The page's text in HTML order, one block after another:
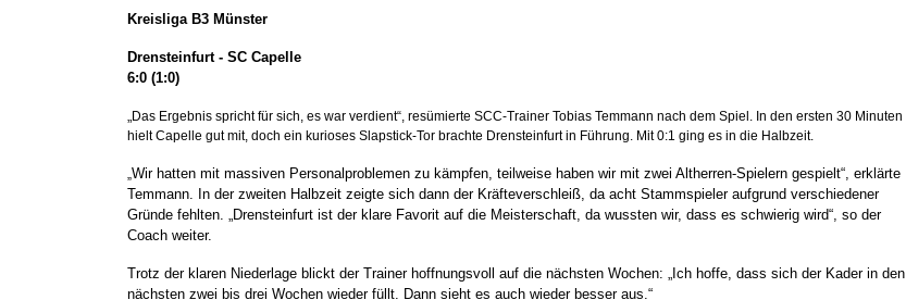
Kreisliga B3 Münster
Drensteinfurt - SC Capelle
6:0 (1:0)
„Das Ergebnis spricht für sich, es war verdient“, resümierte SCC-Trainer Tobias Temmann nach dem Spiel. In den ersten 30 Minuten
hielt Capelle gut mit, doch ein kurioses Slapstick-Tor brachte Drensteinfurt in Führung. Mit 0:1 ging es in die Halbzeit.
„Wir hatten mit massiven Personalproblemen zu kämpfen, teilweise haben wir mit zwei Altherren-Spielern gespielt“, erklärte
Temmann. In der zweiten Halbzeit zeigte sich dann der Kräfteverschleiß, da acht Stammspieler aufgrund verschiedener
Gründe fehlten. „Drensteinfurt ist der klare Favorit auf die Meisterschaft, da wussten wir, dass es schwierig wird“, so der
Coach weiter.
Trotz der klaren Niederlage blickt der Trainer hoffnungsvoll auf die nächsten Wochen: „Ich hoffe, dass sich der Kader in den
nächsten zwei bis drei Wochen wieder füllt. Dann sieht es auch wieder besser aus.“